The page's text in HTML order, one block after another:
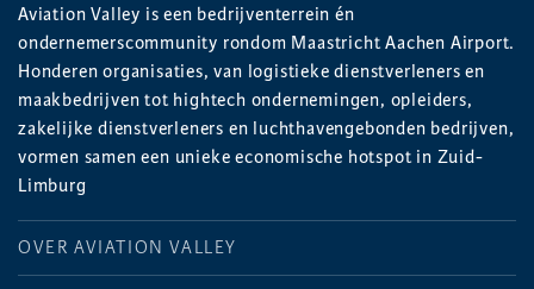
Aviation Valley is een bedrijventerrein én
ondernemerscommunity rondom Maastricht Aachen Airport.
Honderen organisaties, van logistieke dienstverleners en
maakbedrijven tot hightech ondernemingen, opleiders,
zakelijke dienstverleners en luchthavengebonden bedrijven,
vormen samen een unieke economische hotspot in Zuid-
Limburg
OVER AVIATION VALLEY